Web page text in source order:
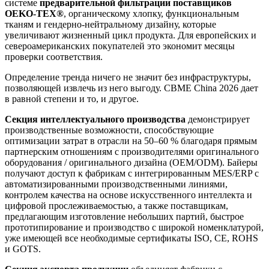
системе предварительной фильтрации поставщиков
OEKO-TEX®, органическому хлопку, функциональным
тканям и гендерно-нейтральному дизайну, которые
увеличивают жизненный цикл продукта. Для европейских и
североамериканских покупателей это экономит месяцы
проверки соответствия.
Определение тренда ничего не значит без инфраструктуры,
позволяющей извлечь из него выгоду. CBME China 2026 дает
в равной степени и то, и другое.
Секция интеллектуального производства демонстрирует
производственные возможности, способствующие
оптимизации затрат в отрасли на 50–60 % благодаря прямым
партнерским отношениям с производителями оригинального
оборудования / оригинального дизайна (OEM/ODM). Байеры
получают доступ к фабрикам с интегрированным MES/ERP с
автоматизированными производственными линиями,
контролем качества на основе искусственного интеллекта и
цифровой прослеживаемостью, а также поставщикам,
предлагающим изготовление небольших партий, быстрое
прототипирование и производство с широкой номенклатурой,
уже имеющей все необходимые сертификаты ISO, CE, ROHS
и GOTS.